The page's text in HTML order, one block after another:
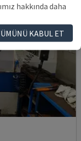
hakkında daha
KABUL ET